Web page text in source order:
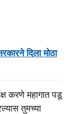
दिला मोठा
करणे महागात पडू
तुमच्या